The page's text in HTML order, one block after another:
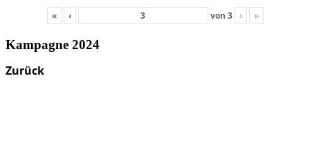
« ‹ von 3 › »
Kampagne 2024
Zurück